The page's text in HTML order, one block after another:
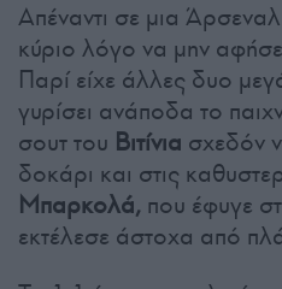
Απέναντι σε μια
κύριο λόγο να μην
Παρί είχε άλλες δυο
γυρίσει ανάποδα το
σουτ του Βιτίνια σχεδόν
δοκάρι και στις
Μπαρκολά, που έφυγε
εκτέλεσε άστοχα από